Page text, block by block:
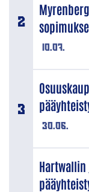
10.07.
30.06.